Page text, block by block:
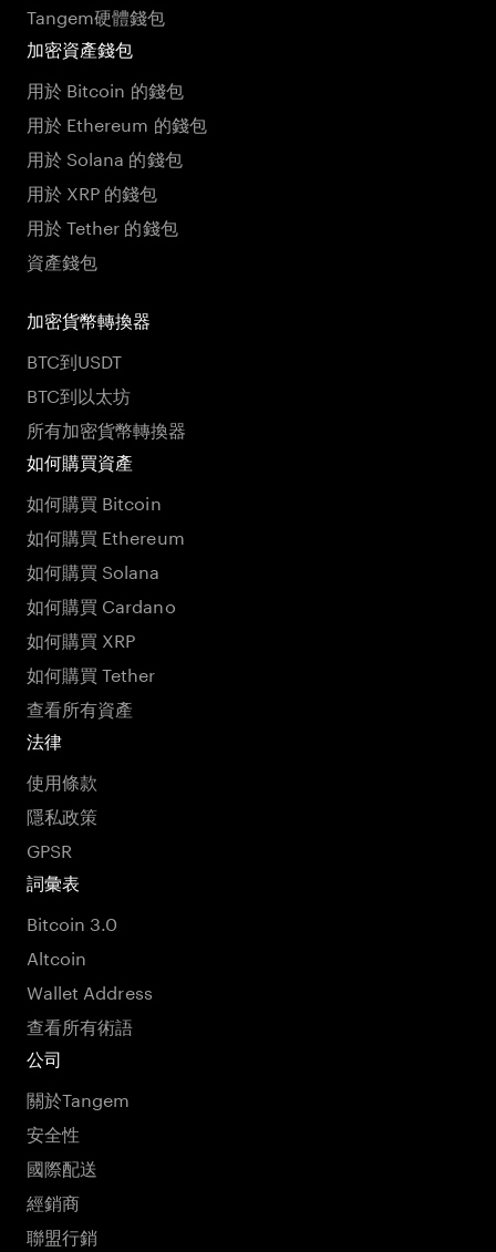
Tangem硬體錢包
加密資產錢包
用於 Bitcoin 的錢包
用於 Ethereum 的錢包
用於 Solana 的錢包
用於 XRP 的錢包
用於 Tether 的錢包
資產錢包
加密貨幣轉換器
BTC到USDT
BTC到以太坊
所有加密貨幣轉換器
如何購買資產
如何購買 Bitcoin
如何購買 Ethereum
如何購買 Solana
如何購買 Cardano
如何購買 XRP
如何購買 Tether
查看所有資產
法律
使用條款
隱私政策
GPSR
詞彙表
Bitcoin 3.0
Altcoin
Wallet Address
查看所有術語
公司
關於Tangem
安全性
國際配送
經銷商
聯盟行銷